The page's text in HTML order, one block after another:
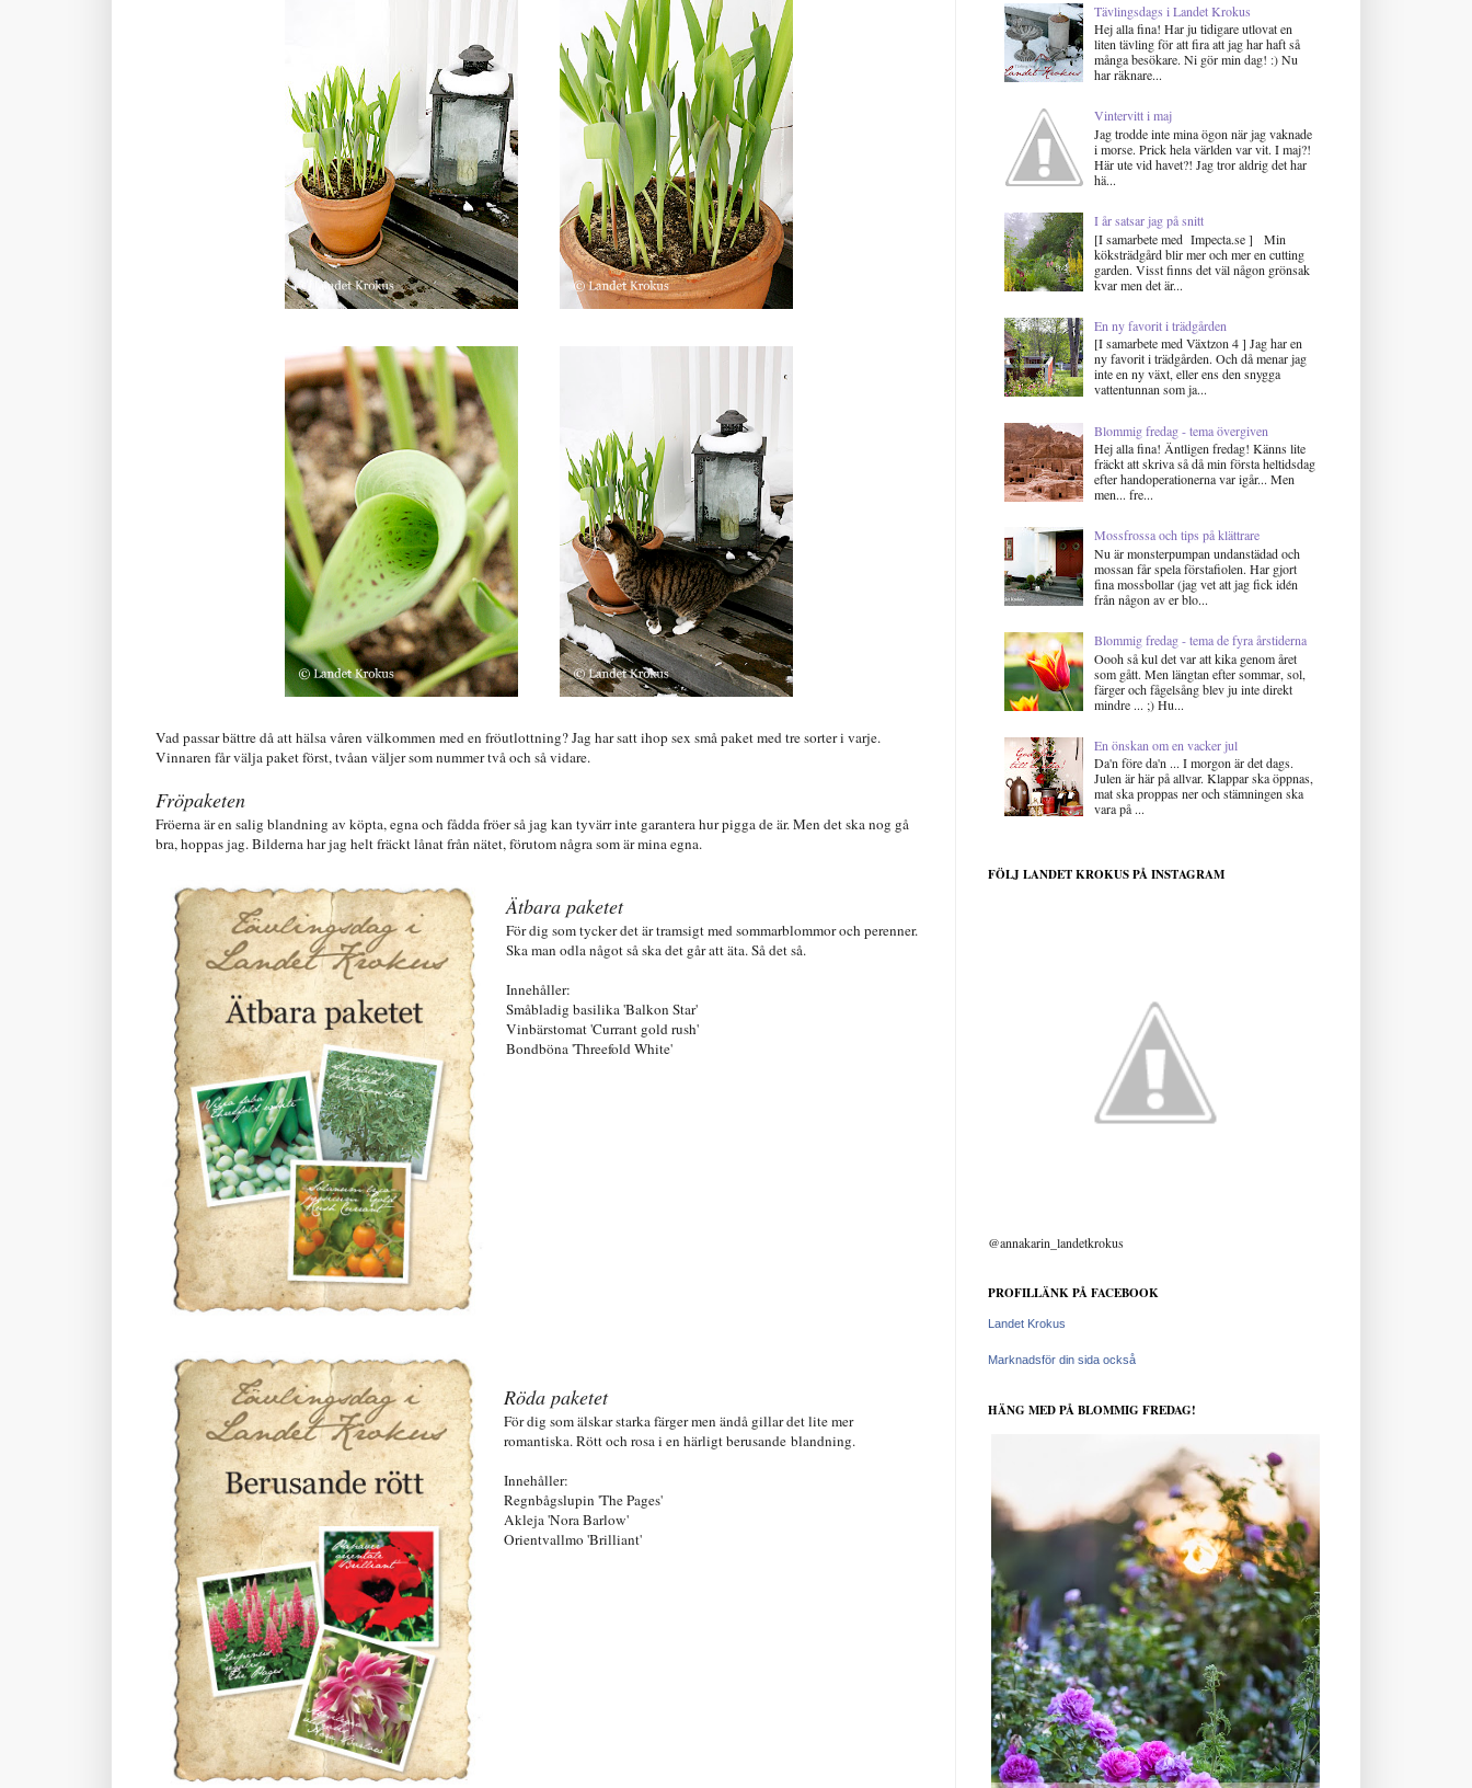
Vad passar bättre då att hälsa våren välkommen med en fröutlottning? Jag har satt ihop sex små paket med tre sorter i varje.
Vinnaren får välja paket först, tvåan väljer som nummer två och så vidare.
Fröpaketen
Fröerna är en salig blandning av köpta, egna och fådda fröer så jag kan tyvärr inte garantera hur pigga de är. Men det ska nog gå
bra, hoppas jag. Bilderna har jag helt fräckt lånat från nätet, förutom några som är mina egna.
Ätbara paketet
För dig som tycker det är tramsigt med sommarblommor och perenner.
Ska man odla något så ska det går att äta. Så det så.
Innehåller:
Småbladig basilika 'Balkon Star'
Vinbärstomat 'Currant gold rush'
Bondböna 'Threefold White'
Röda paketet
För dig som älskar starka färger men ändå gillar det lite mer
romantiska. Rött och rosa i en härligt berusande blandning.
Innehåller:
Regnbågslupin 'The Pages'
Akleja 'Nora Barlow'
Orientvallmo 'Brilliant'
Tävlingsdags i Landet Krokus
Hej alla fina! Har ju tidigare utlovat en
liten tävling för att fira att jag har haft så
många besökare. Ni gör min dag! :) Nu
har räknare...
Vintervitt i maj
Jag trodde inte mina ögon när jag vaknade
i morse. Prick hela världen var vit. I maj?!
Här ute vid havet?! Jag tror aldrig det har
hä...
I år satsar jag på snitt
[I samarbete med Impecta.se ] Min
köksträdgård blir mer och mer en cutting
garden. Visst finns det väl någon grönsak
kvar men det är...
En ny favorit i trädgården
[I samarbete med Växtzon 4 ] Jag har en
ny favorit i trädgården. Och då menar jag
inte en ny växt, eller ens den snygga
vattentunnan som ja...
Blommig fredag - tema övergiven
Hej alla fina! Äntligen fredag! Känns lite
fräckt att skriva så då min första heltidsdag
efter handoperationerna var igår... Men
men... fre...
Mossfrossa och tips på klättrare
Nu är monsterpumpan undanstädad och
mossan får spela förstafiolen. Har gjort
fina mossbollar (jag vet att jag fick idén
från någon av er blo...
Blommig fredag - tema de fyra årstiderna
Oooh så kul det var att kika genom året
som gått. Men längtan efter sommar, sol,
färger och fågelsång blev ju inte direkt
mindre ... ;) Hu...
En önskan om en vacker jul
Da'n före da'n ... I morgon är det dags.
Julen är här på allvar. Klappar ska öppnas,
mat ska proppas ner och stämningen ska
vara på ...
FÖLJ LANDET KROKUS PÅ INSTAGRAM
@annakarin_landetkrokus
PROFILLÄNK PÅ FACEBOOK
Landet Krokus
Marknadsför din sida också
HÄNG MED PÅ BLOMMIG FREDAG!